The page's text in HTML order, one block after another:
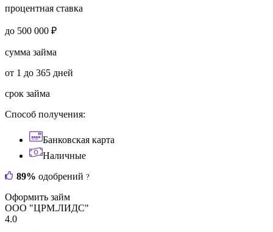
процентная ставка
до 500 000 ₽
сумма займа
от 1 до 365 дней
срок займа
Способ получения:
Банковская карта
Наличные
89% одобрений ?
Оформить займ
ООО "ЦРМ.ЛИДС"
4.0